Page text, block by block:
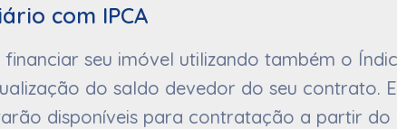
com IPCA
seu imóvel utilizando também o
do saldo devedor do seu contrato.
disponíveis para contratação a partir do